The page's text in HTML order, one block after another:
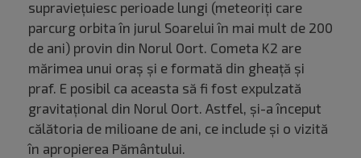
supraviețuiesc perioade lungi (meteoriți care
parcurg orbita în jurul Soarelui în mai mult de 200
de ani) provin din Norul Oort. Cometa K2 are
mărimea unui oraș și e formată din gheață și
praf. E posibil ca aceasta să fi fost expulzată
gravitațional din Norul Oort. Astfel, și-a început
călătoria de milioane de ani, ce include și o vizită
în apropierea Pământului.